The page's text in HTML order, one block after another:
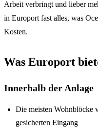
Arbeit verbringt und lieber
in Europort fast alles, was
Kosten.
Was Europort
Innerhalb der Anlage
Die meisten Wohnblöcke
gesicherten Eingang